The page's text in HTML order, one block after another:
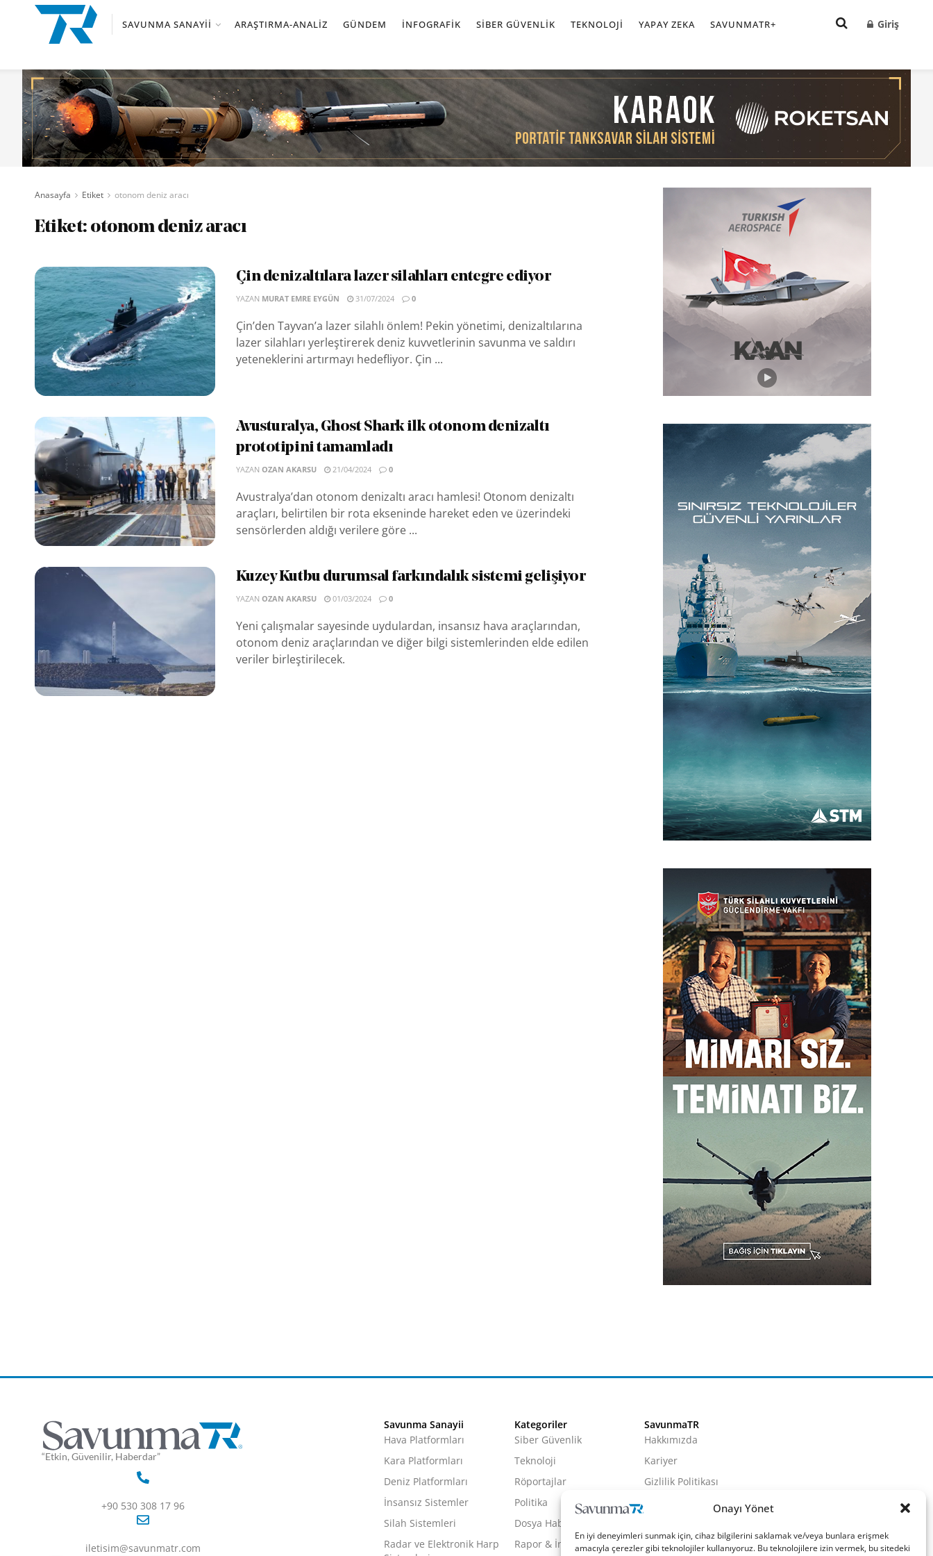
Onayı Yönet
En iyi deneyimleri sunmak için, cihaz bilgilerini saklamak ve/veya bunlara erişmek
amacıyla çerezler gibi teknolojiler kullanıyoruz. Bu teknolojilere izin vermek, bu sitedeki
SAVUNMA SANAYII ARAŞTIRMA-ANALIZ GÜNDEM İNFOGRAFIK SIBER GÜVENLIK TEKNOLOJI YAPAY ZEKA SAVUNMATR+ Giriş
Anasayfa Etiket otonom deniz aracı
Etiket: otonom deniz aracı
Çin denizaltılara lazer silahları entegre ediyor
YAZAN MURAT EMRE EYGÜN 31/07/2024 0
Çin’den Tayvan’a lazer silahlı önlem! Pekin yönetimi, denizaltılarına
lazer silahları yerleştirerek deniz kuvvetlerinin savunma ve saldırı
yeteneklerini artırmayı hedefliyor. Çin ...
Avusturalya, Ghost Shark ilk otonom denizaltı
prototipini tamamladı
YAZAN OZAN AKARSU 21/04/2024 0
Avustralya’dan otonom denizaltı aracı hamlesi! Otonom denizaltı
araçları, belirtilen bir rota ekseninde hareket eden ve üzerindeki
sensörlerden aldığı verilere göre ...
Kuzey Kutbu durumsal farkındalık sistemi gelişiyor
YAZAN OZAN AKARSU 01/03/2024 0
Yeni çalışmalar sayesinde uydulardan, insansız hava araçlarından,
otonom deniz araçlarından ve diğer bilgi sistemlerinden elde edilen
veriler birleştirilecek.
“Etkin, Güvenilir, Haberdar”
+90 530 308 17 96
iletisim@savunmatr.com
Savunma Sanayii
Hava Platformları
Kara Platformları
Deniz Platformları
İnsansız Sistemler
Silah Sistemleri
Radar ve Elektronik Harp
Kategoriler
Siber Güvenlik
Teknoloji
Röportajlar
Politika
Dosya Haber
Rapor & İnfografik
SavunmaTR
Hakkımızda
Kariyer
Gizlilik Politikası